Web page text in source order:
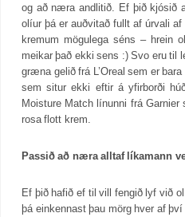
og að næra andlitið. Ef þið kjósið
olíur þá er auðvitað fullt af úrvali
kremum mögulega séns – hrein
meikar það ekki sens :) Svo eru til
græna gelið frá L’Oreal sem er
sem situr ekki eftir á yfirborði
Moisture Match línunni frá
rosa flott krem.
Passið að næra alltaf líkamann
Ef þið hafið ef til vill fengið lyf við
þá einkennast þau mörg hver af